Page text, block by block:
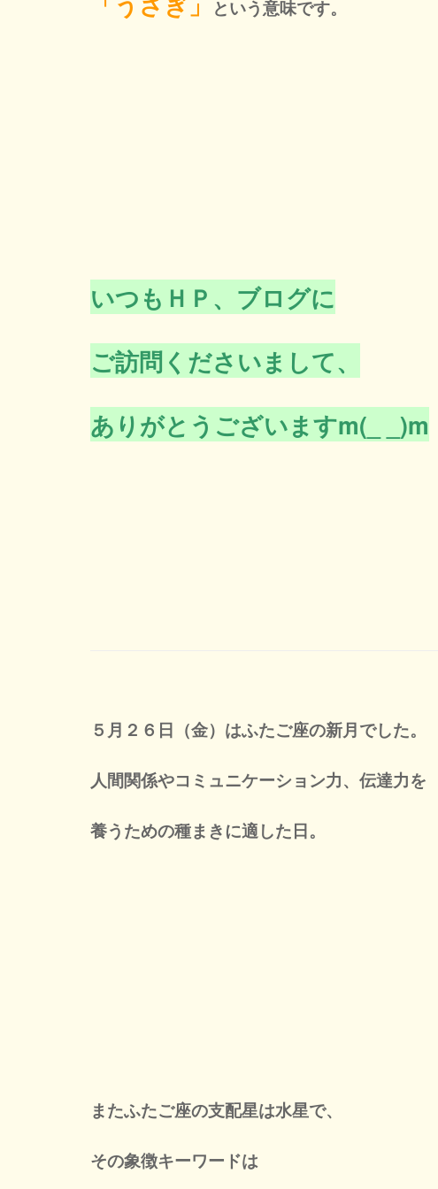
という意味です。
いつもＨＰ、ブログに
ご訪問くださいまして、
ありがとうございますm(_ _)m
５月２６日（金）はふたご座の新月でした。
人間関係やコミュニケーション力、伝達力を
養うための種まきに適した日。
またふたご座の支配星は水星で、
その象徴キーワードは